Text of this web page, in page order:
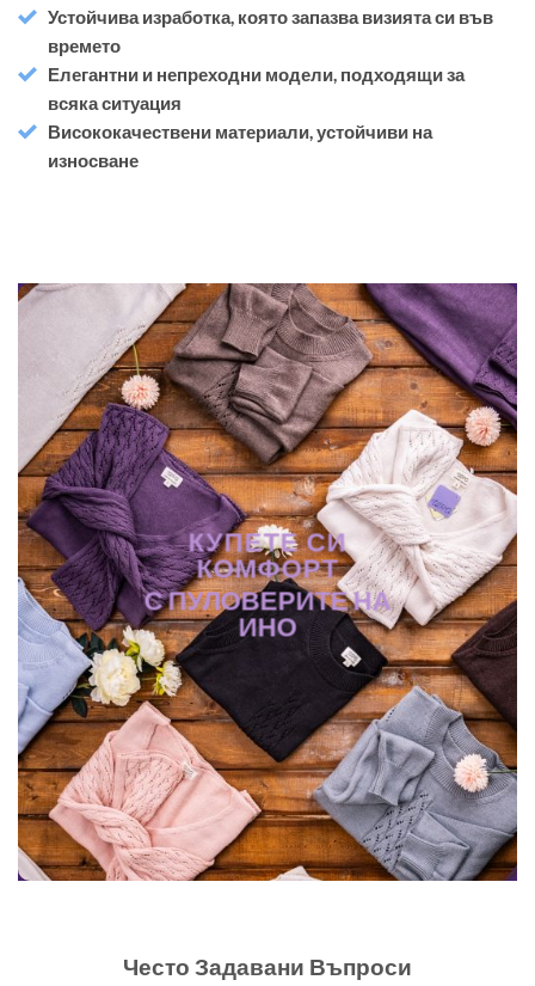
Устойчива изработка, която запазва визията си във
времето
Елегантни и непреходни модели, подходящи за
всяка ситуация
Висококачествени материали, устойчиви на
износване
КУПЕТЕ СИ
КОМФОРТ
С ПУЛОВЕРИТЕ НА
ИНО
Често Задавани Въпроси